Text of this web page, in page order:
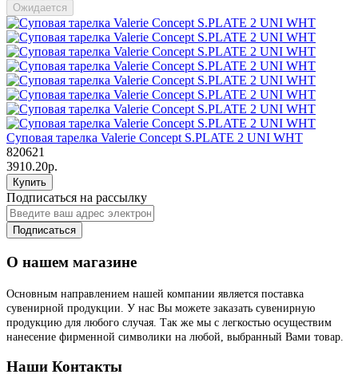
Ожидается
Суповая тарелка Valerie Concept S.PLATE 2 UNI WHT
820621
3910.20р.
Купить
Подписаться на рассылку
Подписаться
О нашем магазине
Основным направлением нашей компании является поставка
сувенирной продукции. У нас Вы можете заказать сувенирную
продукцию для любого случая. Так же мы с легкостью осуществим
нанесение фирменной символики на любой, выбранный Вами товар.
Наши Контакты